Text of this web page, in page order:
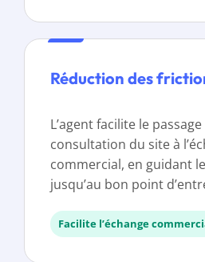
Réduction des
L’agent facilite le
consultation du site à
commercial, en guidant
jusqu’au bon point
Facilite l’échange